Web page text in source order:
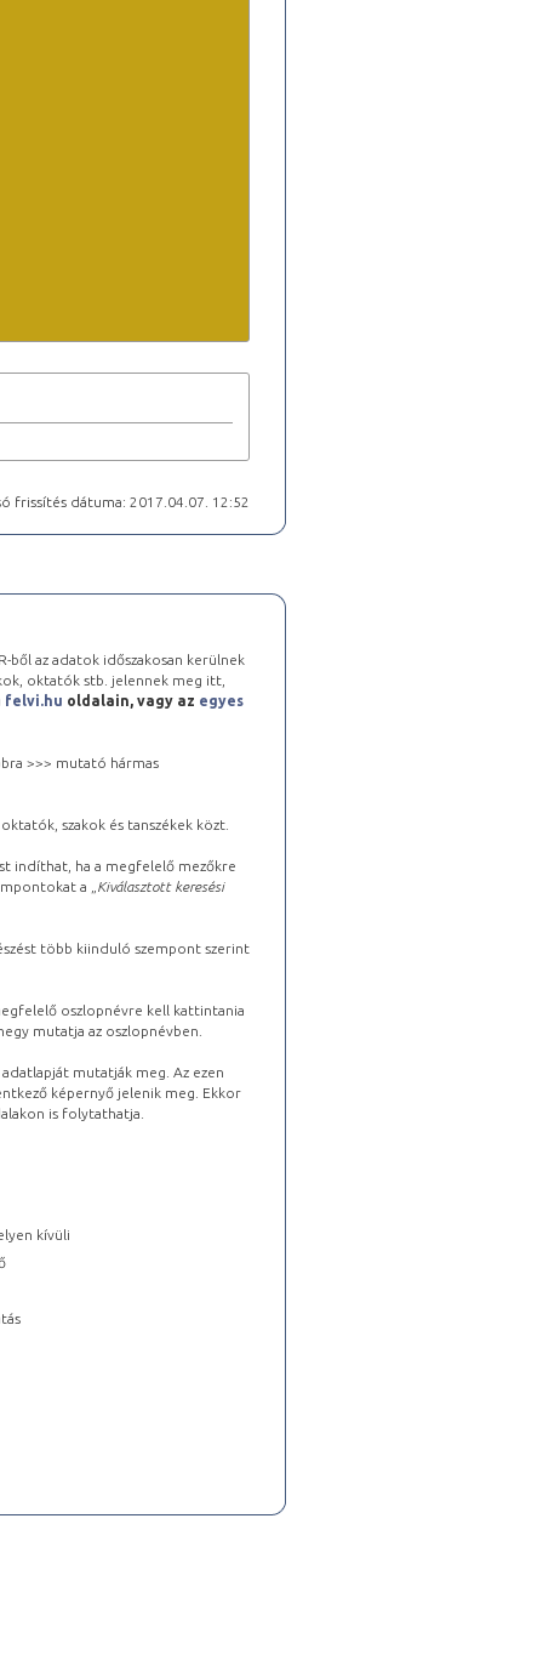
frissítés dátuma: 2017.04.07. 12:52
ből az adatok időszakosan kerülnek
oktatók stb. jelennek meg itt,
felvi.hu oldalain, vagy az egyes
>>> mutató hármas
szakok és tanszékek közt.
indíthat, ha a megfelelő mezőkre
a „ Kiválasztott keresési
több kiinduló szempont szerint
oszlopnévre kell kattintania
mutatja az oszlopnévben.
mutatják meg. Az ezen
képernyő jelenik meg. Ekkor
is folytathatja.
kívüli